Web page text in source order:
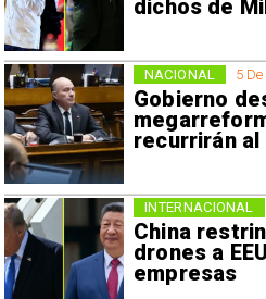
dichos de
5
Gobierno
recurrirán al
NACIONAL
China
drones a
empresas
INTERNACIONAL